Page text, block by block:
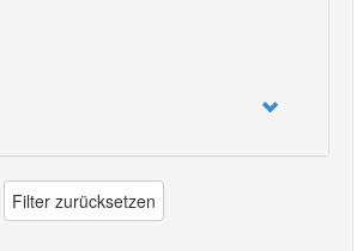
Filter zurücksetzen